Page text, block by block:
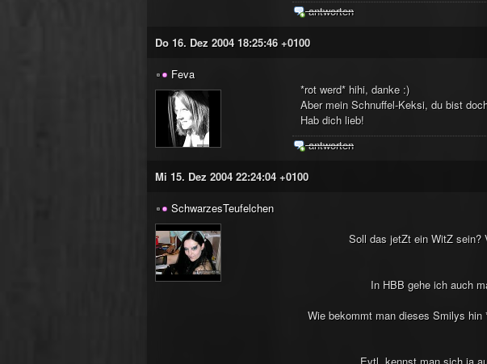
antworten
Do 16. Dez 2004 18:25:46 +0100
Feva
*rot werd* hihi, danke :)
Aber mein Schnuffel-Keksi, du bist
Hab dich lieb!
antworten
Mi 15. Dez 2004 22:24:04 +0100
SchwarzesTeufelchen
Soll das jetZt ein WitZ sein?
In HBB gehe ich auch
Wie bekommt man dieses Smilys